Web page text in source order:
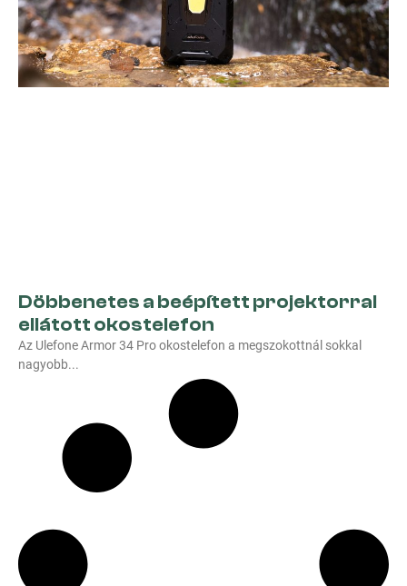
Döbbenetes a beépített projektorral
ellátott okostelefon
Az Ulefone Armor 34 Pro okostelefon a megszokottnál sokkal
nagyobb